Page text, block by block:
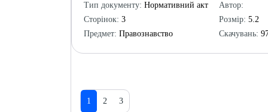
Тип документу: Нормативний акт
Сторінок: 3
Предмет: Правознавство
Автор:
Розмір: 5.2
Скачувань:
1 2 3